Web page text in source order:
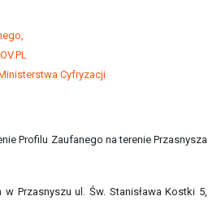
Cyfryzacji
Profilu Zaufanego na terenie Przasnysza
Przasnyszu ul. Św. Stanisława Kostki 5,